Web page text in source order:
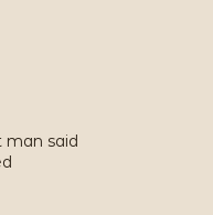
man said